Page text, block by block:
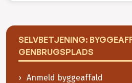
SELVBETJENING:
GENBRUGSPLADS
Anmeld byggeaffald